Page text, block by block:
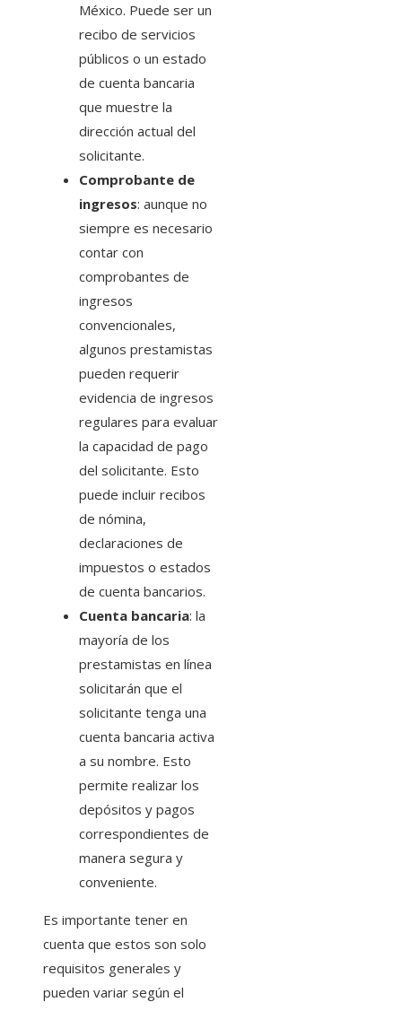
México. Puede ser un
recibo de servicios
públicos o un estado
de cuenta bancaria
que muestre la
dirección actual del
solicitante.
Comprobante de
ingresos: aunque no
siempre es necesario
contar con
comprobantes de
ingresos
convencionales,
algunos prestamistas
pueden requerir
evidencia de ingresos
regulares para evaluar
la capacidad de pago
del solicitante. Esto
puede incluir recibos
de nómina,
declaraciones de
impuestos o estados
de cuenta bancarios.
Cuenta bancaria: la
mayoría de los
prestamistas en línea
solicitarán que el
solicitante tenga una
cuenta bancaria activa
a su nombre. Esto
permite realizar los
depósitos y pagos
correspondientes de
manera segura y
conveniente.
Es importante tener en
cuenta que estos son solo
requisitos generales y
pueden variar según el